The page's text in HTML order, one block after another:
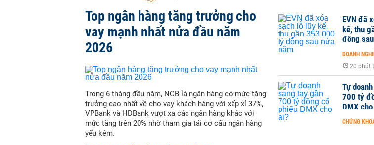
Top ngân hàng tăng trưởng cho
vay mạnh nhất nửa đầu năm
2026
Trong 6 tháng đầu năm, NCB là ngân hàng có mức tăng
trưởng cao nhất về cho vay khách hàng với xấp xỉ 37%,
VPBank và HDBank vượt xa các ngân hàng khác với
mức tăng trên 20% nhờ tham gia tái cơ cấu ngân hàng
yếu kém.
EVN đã
kế, thu
đồng
DOANH
20 phút
Tự
700 tỷ
DMX
CHỨNG